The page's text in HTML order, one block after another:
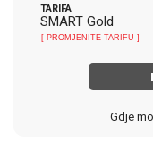
TARIFA
SMART Gold
[ PROMJENITE TARIFU ]
Gdje